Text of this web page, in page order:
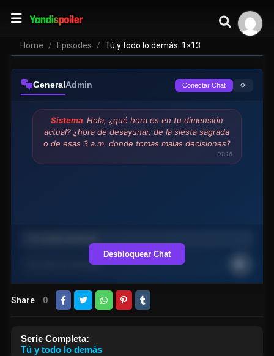
Home Episodes Tú y todo lo demás: 1×13
GeneralAdmin Conectar Chat ⟳
Sistema Hola, ¿qué hora es en tu dimensión
actual? ¿hora de desayunar, de la siesta sagrada
o de esas 3 a.m. donde tomas malas decisiones?
01:18
Desbloquear Chat
Share 0
Serie Completa:
Tú y todo lo demás